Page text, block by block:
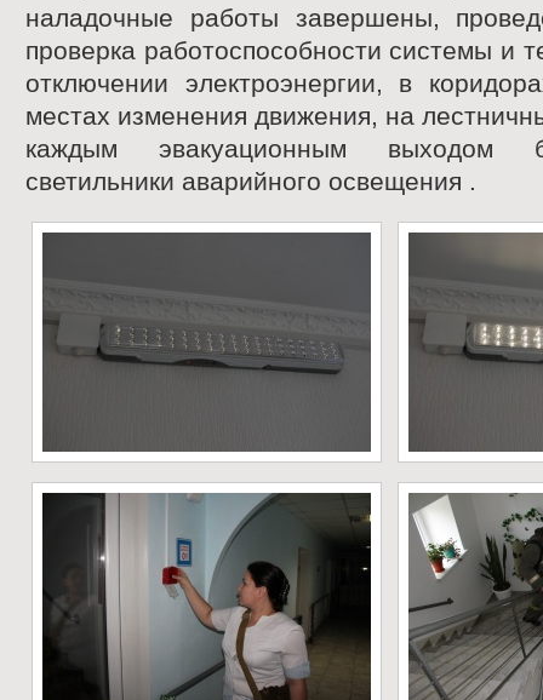
наладочные работы завершены,
проверка работоспособности системы и
отключении электроэнергии, в
местах изменения движения, на
каждым эвакуационным выходом
светильники аварийного освещения .